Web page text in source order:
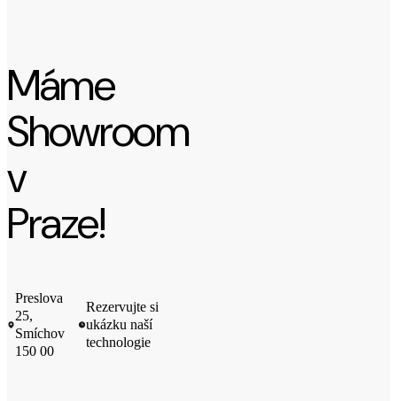
Máme
Showroom
v
Praze!
Preslova
25,
Smíchov
150 00
Rezervujte si
ukázku naší
technologie